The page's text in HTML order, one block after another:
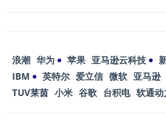
浪潮 华为 苹果 亚马逊云科技
IBM
英特尔 爱立信 微软 亚马逊
TUV莱茵 小米 谷歌 台积电 软通动